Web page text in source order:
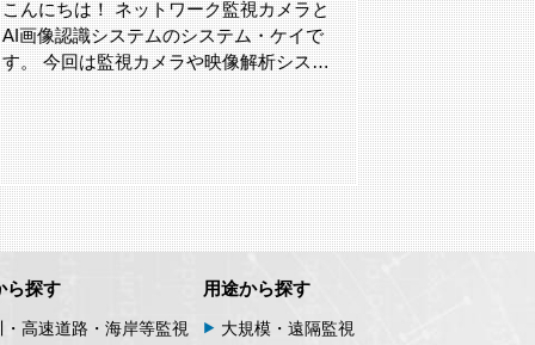
にちは！ ネットワーク監視カメラと
像認識システムのシステム・ケイで
今回は監視カメラや映像解析シス…
こんにちは！
AI画像認識シス
す。 今回は、
ら探す
・高速道路・海岸等監視
用途から探す
大規模・遠隔監視